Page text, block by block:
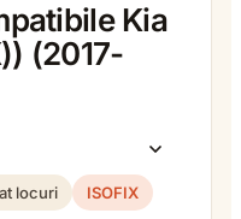
Kia
(2017-
locuri
ISOFIX